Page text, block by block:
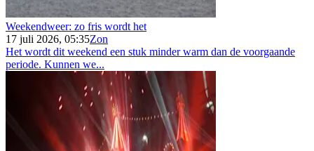
Weekendweer: zo fris wordt het
17 juli 2026, 05:35Zon
Het wordt dit weekend een stuk minder warm dan de voorgaande
periode. Kunnen we...